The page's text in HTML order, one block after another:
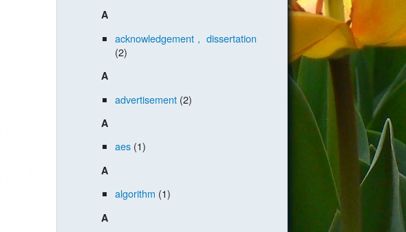
A
acknowledgement， dissertation
(2)
A
advertisement (2)
A
aes (1)
A
algorithm (1)
A